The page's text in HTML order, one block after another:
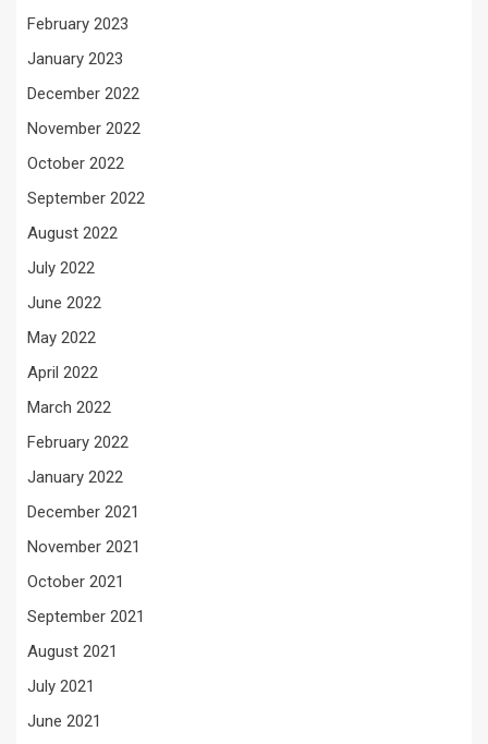
February 2023
January 2023
December 2022
November 2022
October 2022
September 2022
August 2022
July 2022
June 2022
May 2022
April 2022
March 2022
February 2022
January 2022
December 2021
November 2021
October 2021
September 2021
August 2021
July 2021
June 2021